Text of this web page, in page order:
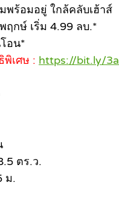
พร้อมอยู่ ใกล้คลับเฮ้าส์
กษ์ เริ่ม 4.99 ลบ.*
อน*
พิเศษ : https://bit.ly/
ตร.ว.
ม.